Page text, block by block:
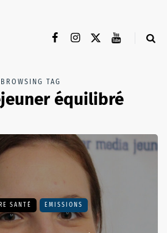
BROWSING TAG
équilibré
SANTÉ EMISSIONS